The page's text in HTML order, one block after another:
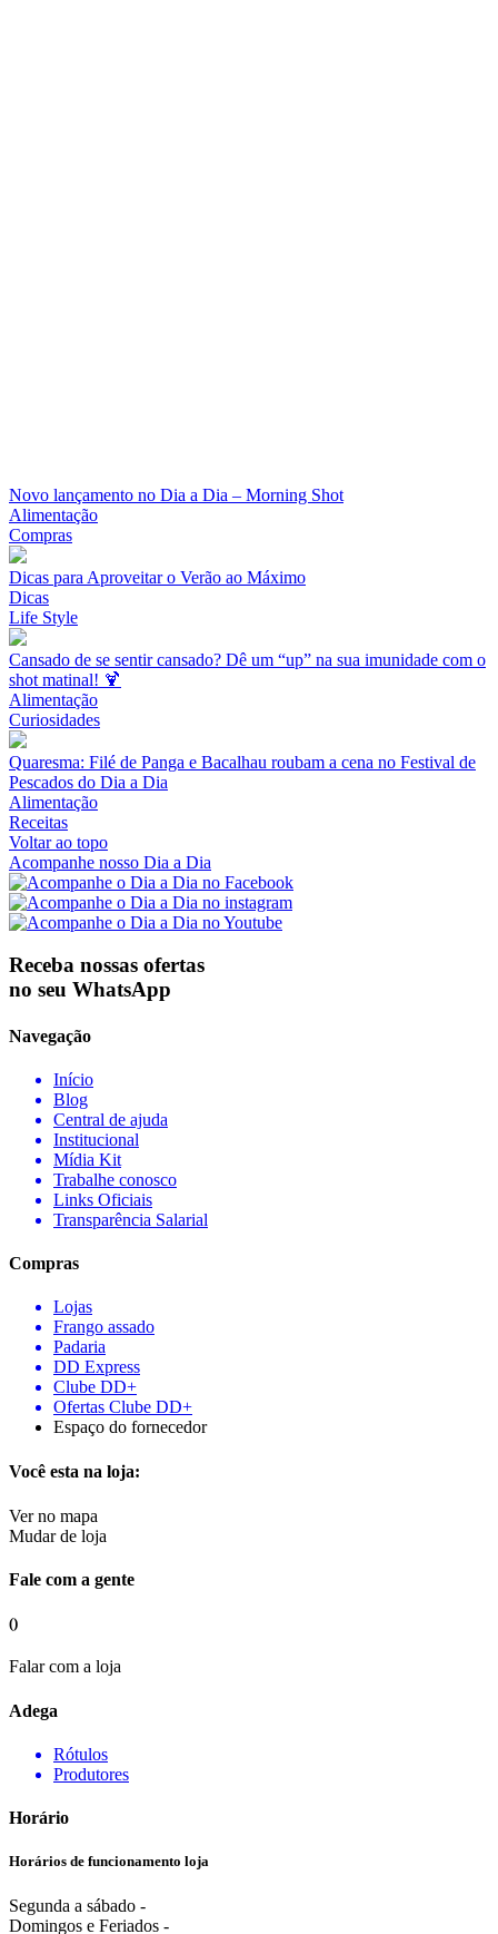
Novo lançamento no Dia a Dia – Morning Shot
Alimentação
Compras
Dicas para Aproveitar o Verão ao Máximo
Dicas
Life Style
Cansado de se sentir cansado? Dê um “up” na sua imunidade com o
shot matinal! 🍹
Alimentação
Curiosidades
Quaresma: Filé de Panga e Bacalhau roubam a cena no Festival de
Pescados do Dia a Dia
Alimentação
Receitas
Voltar ao topo
Acompanhe nosso Dia a Dia
Receba nossas ofertas
no seu WhatsApp
Navegação
Início
Blog
Central de ajuda
Institucional
Mídia Kit
Trabalhe conosco
Links Oficiais
Transparência Salarial
Compras
Lojas
Frango assado
Padaria
DD Express
Clube DD+
Ofertas Clube DD+
Espaço do fornecedor
Você esta na loja:
Ver no mapa
Mudar de loja
Fale com a gente
()
Falar com a loja
Adega
Rótulos
Produtores
Horário
Horários de funcionamento loja
Segunda a sábado -
Domingos e Feriados -